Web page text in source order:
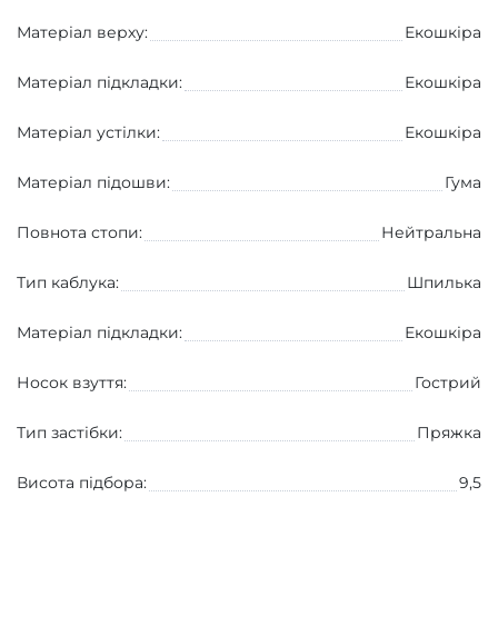
Матеріал верху: Екошкіра
Матеріал підкладки: Екошкіра
Матеріал устілки: Екошкіра
Матеріал підошви: Гума
Повнота стопи: Нейтральна
Тип каблука: Шпилька
Матеріал підкладки: Екошкіра
Носок взуття: Гострий
Тип застібки: Пряжка
Висота підбора: 9,5